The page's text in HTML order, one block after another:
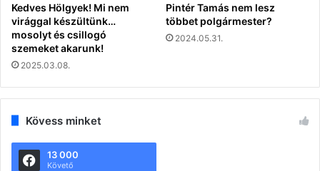
Kedves Hölgyek! Mi nem
virággal készültünk…
mosolyt és csillogó
szemeket akarunk!
2025.03.08.
Pintér Tamás nem lesz
többet polgármester?
2024.05.31.
Kövess minket
13 000
Követő